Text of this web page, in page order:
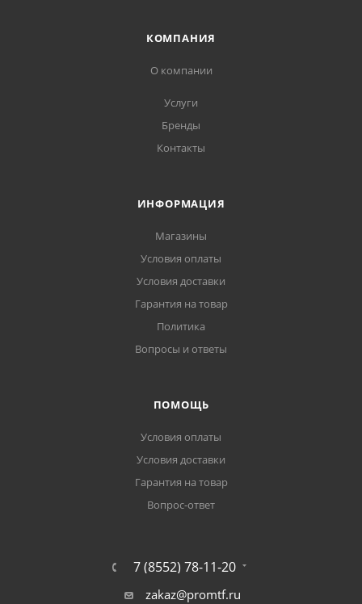
КОМПАНИЯ
О компании
Услуги
Бренды
Контакты
ИНФОРМАЦИЯ
Магазины
Условия оплаты
Условия доставки
Гарантия на товар
Политика
Вопросы и ответы
ПОМОЩЬ
Условия оплаты
Условия доставки
Гарантия на товар
Вопрос-ответ
7 (8552) 78-11-20
zakaz@promtf.ru